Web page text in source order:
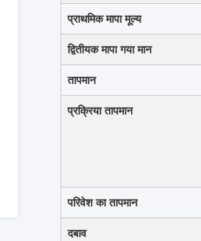
प्राथमिक मापा मूल्य
द्वितीयक मापा गया मान
तापमान
प्रक्रिया तापमान
परिवेश का तापमान
दबाव